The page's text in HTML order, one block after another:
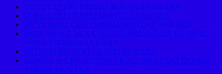
TOYOTA ÇEKİ DEMİRİ MONTAJI ANKARA
FORD ÇEKİ DEMİRİ MONTAJI ANKARA
HUYUNDAİ ÇEKİ DEMİRİ MONTAJI ANKARA
BMW ARAÇLARA ÇEKİ DEMİRİ TAKMA VE ARAÇ
PROJE FİRMASI ANKARA
MITSUBISHI ÇEKİ DEMİRİ ANKARA
HONDA ve CRV HONDA ARAÇLARA ÇEKİ DEMİRİ
TAKMA MONTAJI